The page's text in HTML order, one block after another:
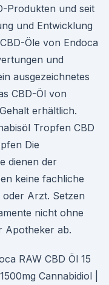
Produkten und seit
und Entwicklung
Öle von Endoca
und
ausgezeichnetes
CBD-Öl von
erhältlich.
Tropfen CBD
Die
dienen der
keine fachliche
Arzt. Setzen
nicht ohne
Apotheker ab.
RAW CBD Öl 15
Cannabidiol |